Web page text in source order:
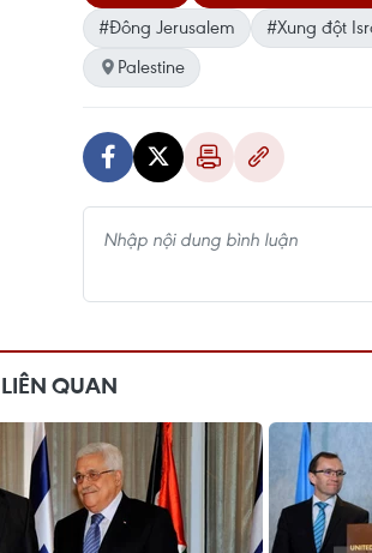
#Đông Jerusalem
#Xung đột
Palestine
QUAN